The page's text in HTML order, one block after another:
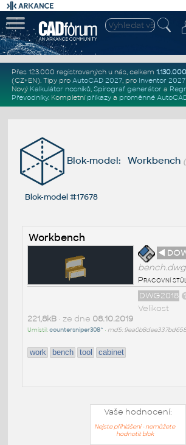
Přes 123.000 registrovaných u nás, celkem 1.130.000
(CZ+EN). Tipy pro AutoCAD 2027, pro Inventor 2027
Nový Kalkulátor nosníků, Spirograf generátor a
Převodníky. Kompletní příkazya proměnné
Blok-model: Workbench
Blok-model #17678
Workbench
◄
bench.dwg
Pracovní
DWG2018
Velikost
221,8kB• ze dne 08.10.2019
Umístil:countersniper308^ • md5:
work bench tool cabinet
Vaše hodnocení:
Nejste přihlášeni - nemůžete
hodnotit blok